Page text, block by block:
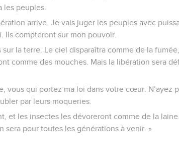
les peuples.
arrive. Je vais juger les peuples avec
Ils compteront sur mon pouvoir.
la terre. Le ciel disparaîtra comme de la
comme des mouches. Mais la libération sera
vous qui portez ma loi dans votre cœur. N’ayez
par leurs moqueries.
et les insectes les dévoreront comme de la
sera pour toutes les générations à venir. »